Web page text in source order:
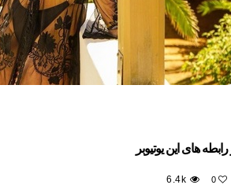
های این یوتیوبر
0
6.4k